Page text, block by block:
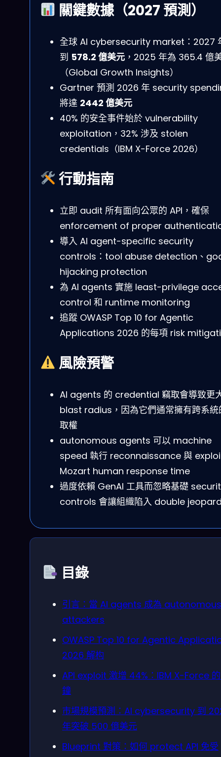
關鍵數據（2027 預測）
全球 AI cybersecurity market：2027
到 578.2 億美元 ，2025 年為 365.4 億
（Global Growth Insights）
Gartner 預測 2026 年 security
將達 2442 億美元
40% 的安全事件始於 vulnerability
exploitation，32% 涉及 stolen
credentials（IBM X-Force 2026）
行動指南
立即 audit 所有面向公眾的 API，確保
enforcement of proper
導入 AI agent-specific security
controls：tool abuse detection、
hijacking protection
為 AI agents 實施 least-privilege
control 和 runtime monitoring
追蹤 OWASP Top 10 for Agentic
Applications 2026 的每項 risk
風險預警
AI agents 的 credential 竊取會導致更
blast radius，因為它們通常擁有跨系統
取權
autonomous agents 可以 machine
speed 執行 reconnaissance 與
Mozart human response time
過度依賴 GenAI 工具而忽略基礎
controls 會讓組織陷入 double
目錄
引言：當 AI agents 成為 autonomous
attackers
OWASP Top 10 for Agentic
2026 解构
API exploit 激增 44%：IBM X-Force
鐘
市場規模預測：AI cybersecurity 到
年突破 500 億美元
Blueprint 對策：如何 protect API 免受